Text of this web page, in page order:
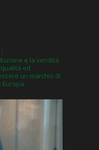
e la vendita
ed
un marchio di